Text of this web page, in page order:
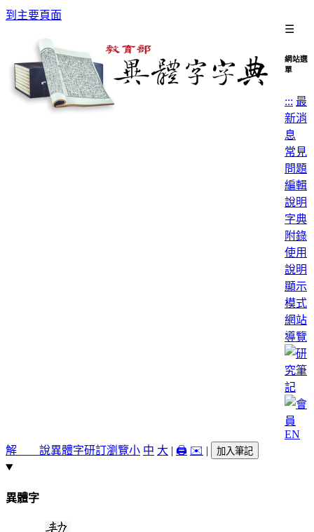
到主要頁面
☰
網站選
單
::: 最
新消
息
常見
問題
編輯
說明
字典
附錄
使用
說明
顯示
模式
網站
導覽
EN
解 說異體字研訂瀏覽小 中 大 | 🖨️ ✉️ | 加入筆記
異體字